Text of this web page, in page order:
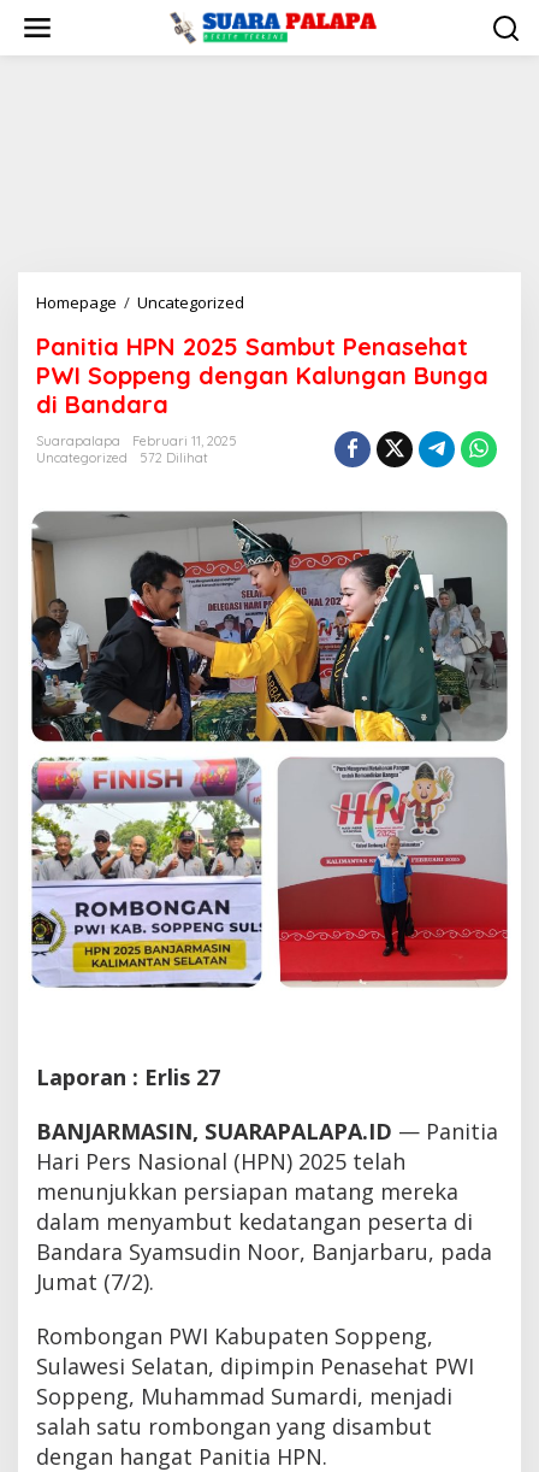
konten
Homepage / Uncategorized
2025
Sambut
Bunga
di
Bandara
Panitia HPN 2025 Sambut Penasehat
PWI Soppeng dengan Kalungan Bunga
di Bandara
Suarapalapa
Februari 11, 2025
Uncategorized
572 Dilihat
Laporan : Erlis 27
BANJARMASIN, SUARAPALAPA.ID — Panitia
Hari Pers Nasional (HPN) 2025 telah
menunjukkan persiapan matang mereka
dalam menyambut kedatangan peserta di
Bandara Syamsudin Noor, Banjarbaru, pada
Jumat (7/2).
Rombongan PWI Kabupaten Soppeng,
Sulawesi Selatan, dipimpin Penasehat PWI
Soppeng, Muhammad Sumardi, menjadi
salah satu rombongan yang disambut
dengan hangat Panitia HPN.